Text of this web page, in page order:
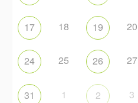
17 18 19 20
24 25 26 27
31 1 2 3